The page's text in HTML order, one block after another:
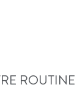
ROUTINE